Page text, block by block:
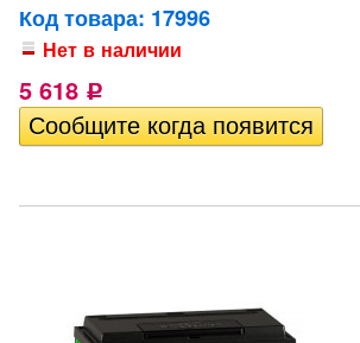
Код товара: 17996
Нет в наличии
5 618 Р